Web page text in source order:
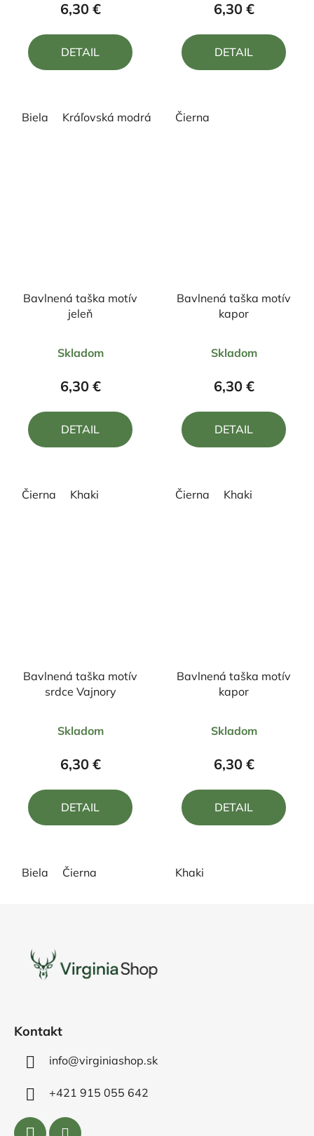
5,0
z
6,30 €
DETAIL
Biela Kráľovská modrá Zelená
5,0
z
6,30 €
DETAIL
Čierna
Bavlnená taška motív
jeleň
hodnotenie
produktu
z
Skladom
6,30 €
DETAIL
Čierna Khaki
Bavlnená taška motív
kapor
hodnotenie
produktu
z
Skladom
6,30 €
DETAIL
Čierna Khaki
Bavlnená taška motív
srdce Vajnory
hodnotenie
produktu
5,0
z
Skladom
6,30 €
DETAIL
Biela Čierna
Bavlnená taška motív
kapor
hodnotenie
produktu
4,0
z
Skladom
6,30 €
DETAIL
Khaki
Kontakt
info@virginiashop.sk
+421 915 055 642